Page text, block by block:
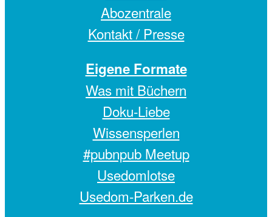
Abozentrale
Kontakt / Presse
Eigene Formate
Was mit Büchern
Doku-Liebe
Wissensperlen
#pubnpub Meetup
Usedomlotse
Usedom-Parken.de